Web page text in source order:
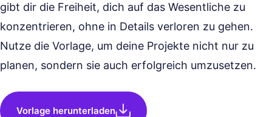
gibt dir die Freiheit, dich auf das Wesentliche zu
konzentrieren, ohne in Details verloren zu gehen.
Nutze die Vorlage, um deine Projekte nicht nur zu
planen, sondern sie auch erfolgreich umzusetzen.
Vorlage herunterladen